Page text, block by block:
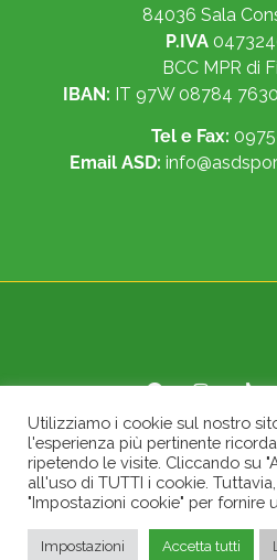
84036 Sala
P.IVA
BCC MPR di
IBAN: IT 97W 08784
Tel e Fax:
Email ASD:
© 2022 Sporting A.S.D. Sala
Utilizziamo i cookie sul nostro
l'esperienza più pertinente
ripetendo le visite. Cliccando su
all'uso di TUTTI i cookie.
"Impostazioni cookie" per fornire
Impostazioni Accetta tutti